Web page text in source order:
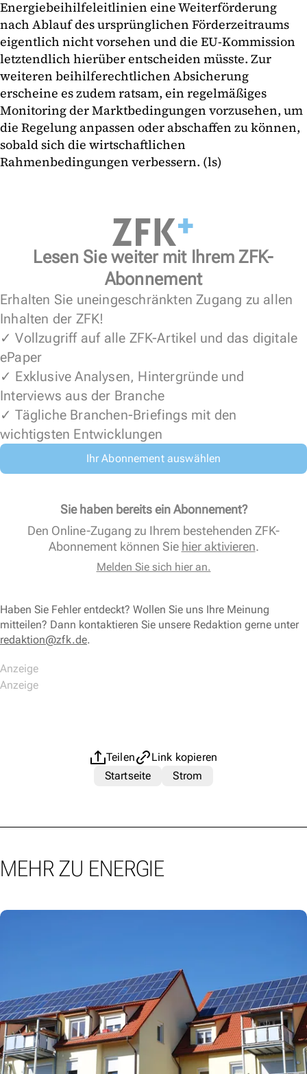
Energiebeihilfeleitlinien eine Weiterförderung
nach Ablauf des ursprünglichen Förderzeitraums
eigentlich nicht vorsehen und die EU-Kommission
letztendlich hierüber entscheiden müsste. Zur
weiteren beihilferechtlichen Absicherung
erscheine es zudem ratsam, ein regelmäßiges
Monitoring der Marktbedingungen vorzusehen, um
die Regelung anpassen oder abschaffen zu können,
sobald sich die wirtschaftlichen
Rahmenbedingungen verbessern. (ls)
Lesen Sie weiter mit Ihrem ZFK-
Abonnement
Erhalten Sie uneingeschränkten Zugang zu allen
Inhalten der ZFK!
✓ Vollzugriff auf alle ZFK-Artikel und das digitale
ePaper
✓ Exklusive Analysen, Hintergründe und
Interviews aus der Branche
✓ Tägliche Branchen-Briefings mit den
wichtigsten Entwicklungen
Ihr Abonnement auswählen
Sie haben bereits ein Abonnement?
Den Online-Zugang zu Ihrem bestehenden ZFK-
Abonnement können Sie hier aktivieren.
Melden Sie sich hier an.
Haben Sie Fehler entdeckt? Wollen Sie uns Ihre Meinung
mitteilen? Dann kontaktieren Sie unsere Redaktion gerne unter
redaktion@zfk.de.
Teilen
Link kopieren
Startseite
Strom
MEHR ZU ENERGIE